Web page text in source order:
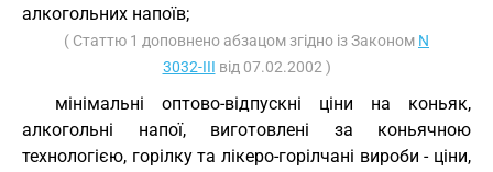
алкогольних напоїв;
( Статтю 1 доповнено абзацом згідно із Законом N
3032-III від 07.02.2002 )
мінімальні оптово-відпускні ціни на коньяк,
алкогольні напої, виготовлені за коньячною
технологією, горілку та лікеро-горілчані вироби - ціни,